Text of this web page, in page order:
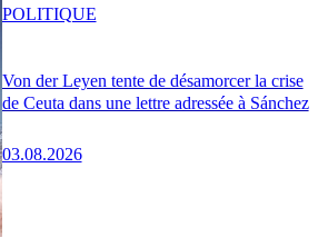
Von der Leyen tente de désamorcer la crise
de Ceuta dans une lettre adressée à Sánchez
03.08.2026
POLITIQUE